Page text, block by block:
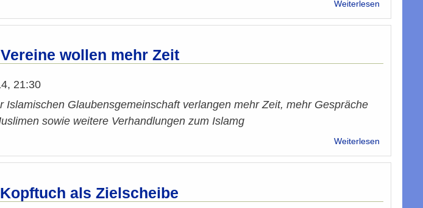
Weiterlesen
am
wollen mehr Zeit
21:30
Glaubensgemeinschaft verlangen mehr Zeit, mehr Gespräche
sowie weitere Verhandlungen zum Islamg
Weiterlesen
„Speed
Vereine
als Zielscheibe